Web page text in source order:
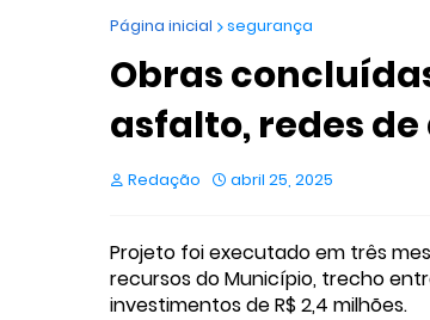
Página inicial segurança
Obras
asfalto, redes
Redação abril 25, 2025
Projeto foi executado em três
recursos do Município, trecho
investimentos de R$ 2,4 milhões.